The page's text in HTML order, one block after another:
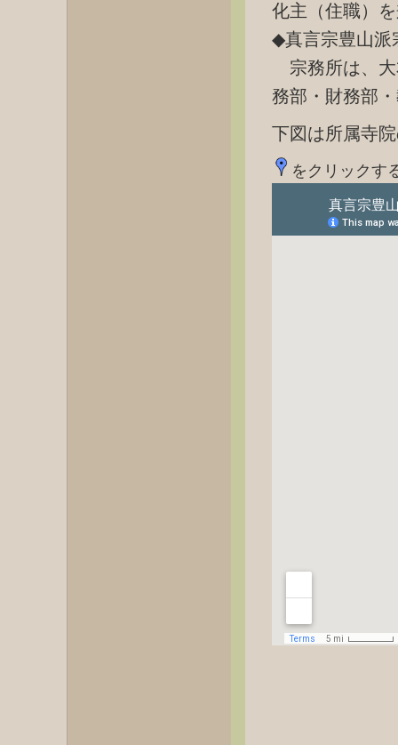
化主（住職）
◆真言宗豊山派
宗務所は、大
務部・財務部
下図は所属寺
をクリックす